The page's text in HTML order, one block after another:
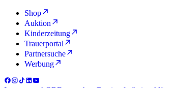
Shop
Auktion
Kinderzeitung
Trauerportal
Partnersuche
Werbung